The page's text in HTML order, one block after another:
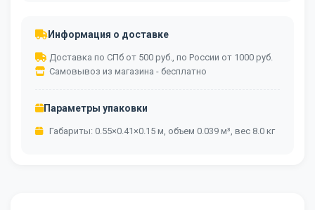
Информация о доставке
Доставка по СПб от 500 руб., по России от 1000 руб.
Самовывоз из магазина - бесплатно
Параметры упаковки
Габариты: 0.55×0.41×0.15 м, объем 0.039 м³, вес 8.0 кг